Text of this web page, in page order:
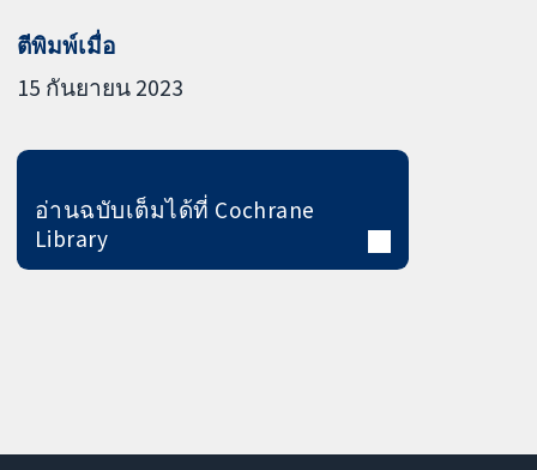
ตีพิมพ์เมื่อ
15 กันยายน 2023
อ่านฉบับเต็มได้ที่ Cochrane
Library